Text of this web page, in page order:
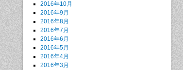
2016年10月
2016年9月
2016年8月
2016年7月
2016年6月
2016年5月
2016年4月
2016年3月